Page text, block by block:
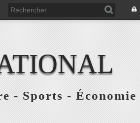
- Sports - Économie